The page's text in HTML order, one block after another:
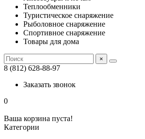
Теплообменники
Туристическое снаряжение
Рыболовное снаряжение
Спортивное снаряжение
Товары для дома
×
8 (812) 628-88-97
Заказать звонок
0
Ваша корзина пуста!
Категории